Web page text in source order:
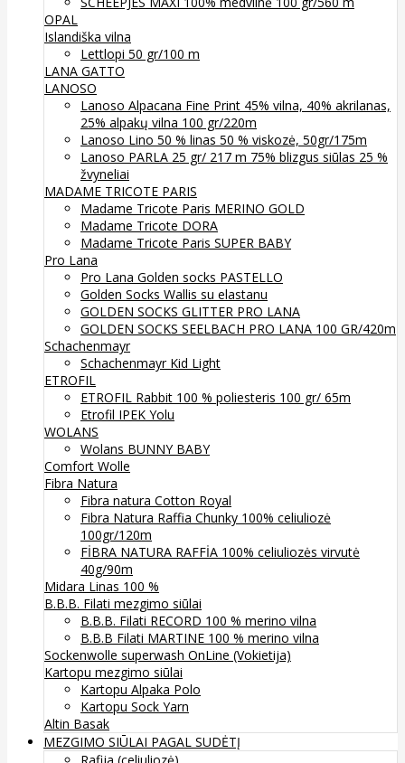
OPAL
Islandiška vilna
Lettlopi 50 gr/100 m
LANA GATTO
LANOSO
Lanoso Alpacana Fine Print 45% vilna, 40% akrilanas,
25% alpakų vilna 100 gr/220m
Lanoso Lino 50 % linas 50 % viskozė, 50gr/175m
Lanoso PARLA 25 gr/ 217 m 75% blizgus siūlas 25 %
žvyneliai
MADAME TRICOTE PARIS
Madame Tricote Paris MERINO GOLD
Madame Tricote DORA
Madame Tricote Paris SUPER BABY
Pro Lana
Pro Lana Golden socks PASTELLO
Golden Socks Wallis su elastanu
GOLDEN SOCKS GLITTER PRO LANA
GOLDEN SOCKS SEELBACH PRO LANA 100 GR/420m
Schachenmayr
Schachenmayr Kid Light
ETROFIL
ETROFIL Rabbit 100 % poliesteris 100 gr/ 65m
Etrofil IPEK Yolu
WOLANS
Wolans BUNNY BABY
Comfort Wolle
Fibra Natura
Fibra natura Cotton Royal
Fibra Natura Raffia Chunky 100% celiuliozė
100gr/120m
FİBRA NATURA RAFFİA 100% celiuliozės virvutė
40g/90m
Midara Linas 100 %
B.B.B. Filati mezgimo siūlai
B.B.B. Filati RECORD 100 % merino vilna
B.B.B Filati MARTINE 100 % merino vilna
Sockenwolle superwash OnLine (Vokietija)
Kartopu mezgimo siūlai
Kartopu Alpaka Polo
Kartopu Sock Yarn
Altin Basak
MEZGIMO SIŪLAI PAGAL SUDĖTĮ
Rafija (celiuliozė)